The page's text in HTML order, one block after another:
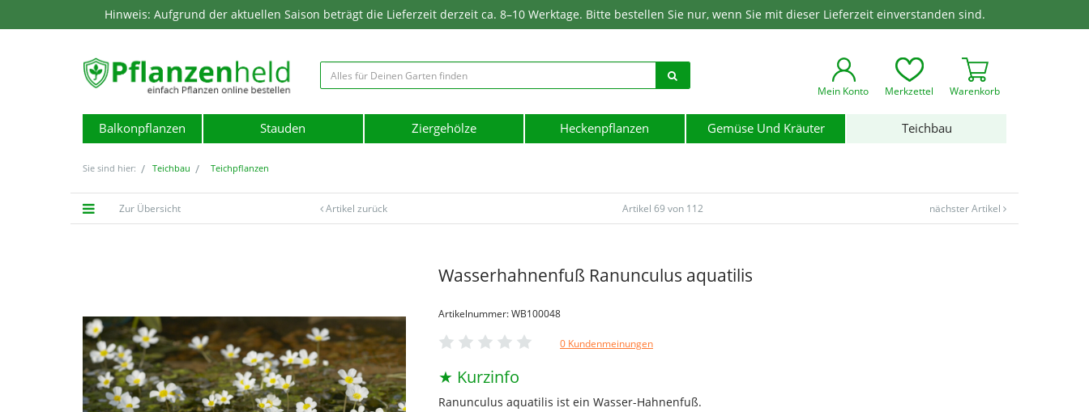
Hinweis: Aufgrund der aktuellen Saison beträgt die Lieferzeit derzeit ca. 8–10 Werktage. Bitte bestellen Sie nur, wenn Sie mit dieser Lieferzeit einverstanden sind.
Mein Konto Merkzettel Warenkorb
Balkonpflanzen Stauden Ziergehölze Heckenpflanzen Gemüse Und Kräuter Teichbau
Sie sind hier: Teichbau Teichpflanzen
Zur Übersicht Artikel zurück Artikel 69 von 112 nächster Artikel
Wasserhahnenfuß Ranunculus aquatilis
Artikelnummer: WB100048
0 Kundenmeinungen
★ Kurzinfo
Ranunculus aquatilis ist ein Wasser-Hahnenfuß.